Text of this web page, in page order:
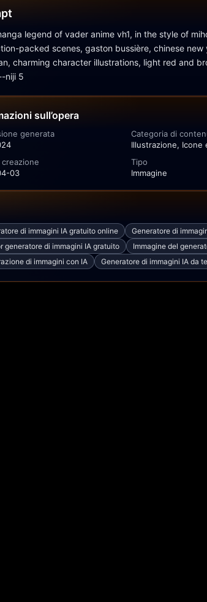
legend of vader anime vh1, in the style of
packed scenes, gaston bussière, chinese new
charming character illustrations, light red and
niji 5
sull’opera
generata
Categoria di
Illustrazione, Icone
creazione
03
Tipo
Immagine
di immagini IA gratuito online
Generatore di
generatore di immagini IA gratuito
Immagine del
di immagini con IA
Generatore di immagini IA da